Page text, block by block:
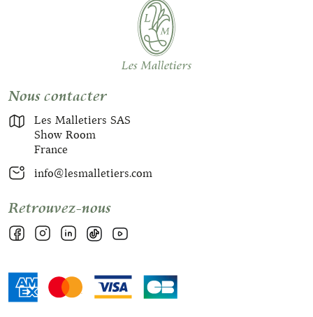
Nous contacter
Les Malletiers SAS
Show Room
France
info@lesmalletiers.com
Retrouvez-nous